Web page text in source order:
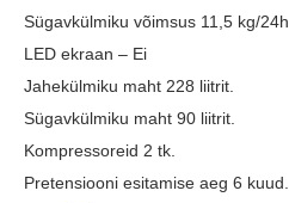
Sügavkülmiku võimsus 11,5 kg/24h.
LED ekraan – Ei
Jahekülmiku maht 228 liitrit.
Sügavkülmiku maht 90 liitrit.
Kompressoreid 2 tk.
Pretensiooni esitamise aeg 6 kuud.